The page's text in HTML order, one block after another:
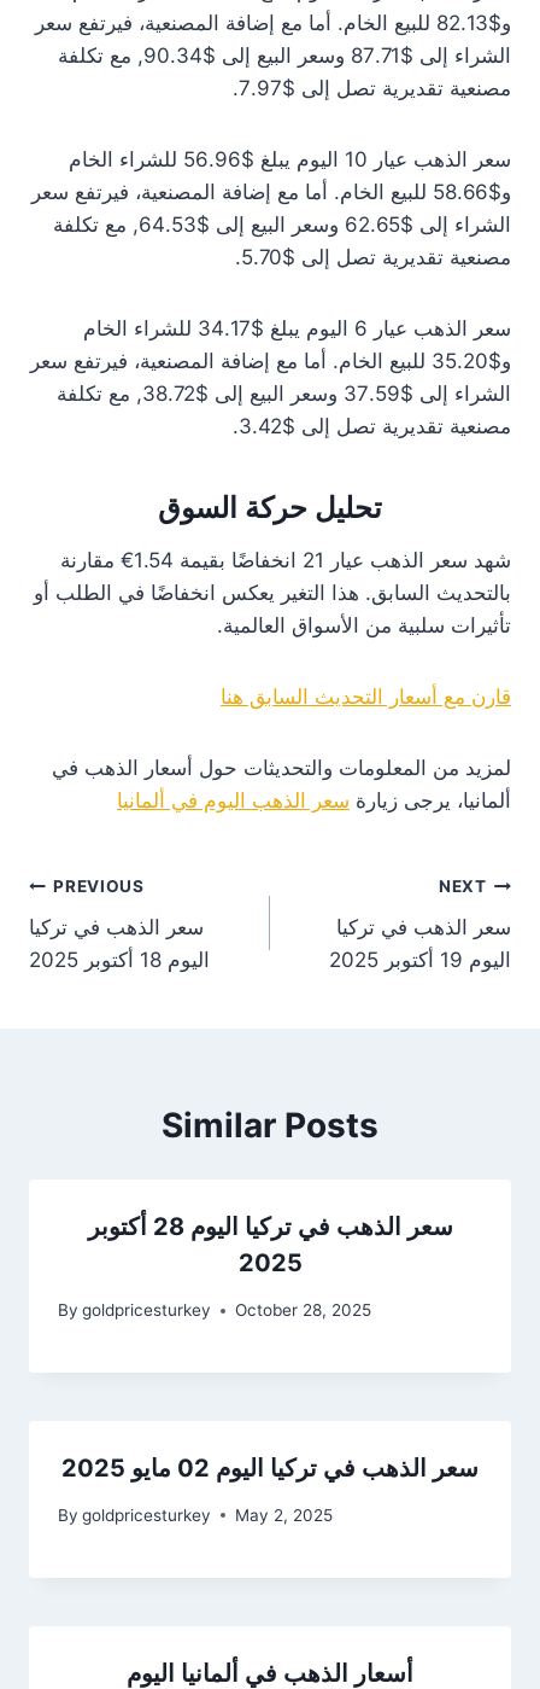
و$82.13 للبيع الخام. أما مع إضافة المصنعية، فيرتفع سعر
الشراء إلى $87.71 وسعر البيع إلى $90.34, مع تكلفة
مصنعية تقديرية تصل إلى $7.97.
سعر الذهب عيار 10 اليوم يبلغ $56.96 للشراء الخام
و$58.66 للبيع الخام. أما مع إضافة المصنعية، فيرتفع سعر
الشراء إلى $62.65 وسعر البيع إلى $64.53, مع تكلفة
مصنعية تقديرية تصل إلى $5.70.
سعر الذهب عيار 6 اليوم يبلغ $34.17 للشراء الخام
و$35.20 للبيع الخام. أما مع إضافة المصنعية، فيرتفع سعر
الشراء إلى $37.59 وسعر البيع إلى $38.72, مع تكلفة
مصنعية تقديرية تصل إلى $3.42.
تحليل حركة السوق
شهد سعر الذهب عيار 21 انخفاضًا بقيمة 1.54€ مقارنة
بالتحديث السابق. هذا التغير يعكس انخفاضًا في الطلب أو
تأثيرات سلبية من الأسواق العالمية.
قارن مع أسعار التحديث السابق هنا
لمزيد من المعلومات والتحديثات حول أسعار الذهب في
ألمانيا، يرجى زيارة سعر الذهب اليوم في ألمانيا
PREVIOUS
سعر الذهب في تركيا
اليوم 18 أكتوبر 2025
NEXT
سعر الذهب في تركيا
اليوم 19 أكتوبر 2025
Similar Posts
سعر الذهب في تركيا اليوم 28 أكتوبر
2025
By goldpricesturkey October 28, 2025
سعر الذهب في تركيا اليوم 02 مايو 2025
By goldpricesturkey May 2, 2025
أسعار الذهب في ألمانيا اليوم